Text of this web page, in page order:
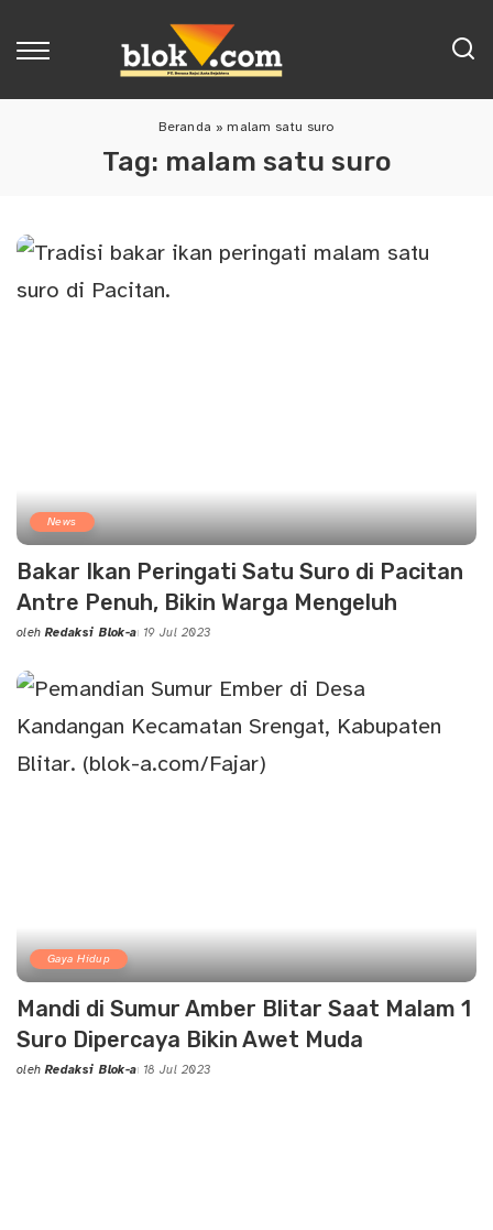
Beranda »malam satu suro
Tag: malam satu suro
News
Bakar Ikan Peringati Satu Suro di Pacitan
Antre Penuh, Bikin Warga Mengeluh
Posted
oleh Redaksi Blok-a 19 Jul 2023
Gaya Hidup
Mandi di Sumur Amber Blitar Saat Malam 1
Suro Dipercaya Bikin Awet Muda
Posted
oleh Redaksi Blok-a 18 Jul 2023